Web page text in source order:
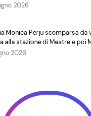
2026
Monica Perju scomparsa da
alla stazione di Mestre e poi
2026